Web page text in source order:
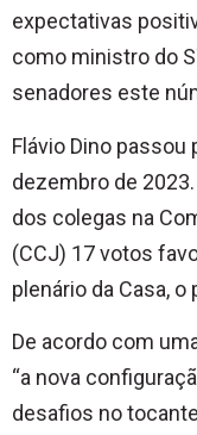
expectativas
como ministro do
senadores este
Flávio Dino passou
dezembro de
dos colegas na
(CCJ) 17 votos
plenário da Casa,
De acordo com
“a nova
desafios no